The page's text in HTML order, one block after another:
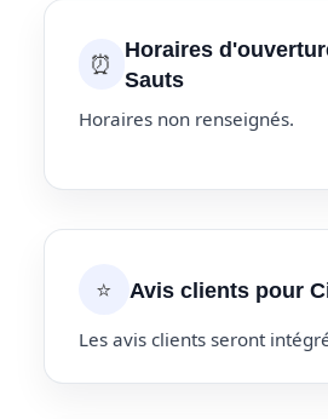
⏰
Horaires
Sauts
Horaires non renseignés.
⭐ Avis clients pour
Les avis clients seront